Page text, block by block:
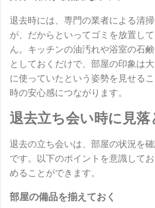
退去時には、専門の業者による清
が、だからといってゴミを放置し
ん。キッチンの油汚れや浴室の石
としておくだけで、部屋の印象は
に使っていたという姿勢を見せる
時の安心感につながります。
退去立ち会い時に見
退去の立ち会いは、部屋の状況を
です。以下のポイントを意識して
めることができます。
部屋の備品を揃えておく